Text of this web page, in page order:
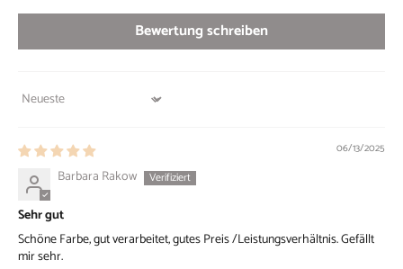
Bewertung schreiben
Sort by
06/13/2025
Barbara Rakow
Sehr gut
Schöne Farbe, gut verarbeitet, gutes Preis /Leistungsverhältnis. Gefällt
mir sehr.